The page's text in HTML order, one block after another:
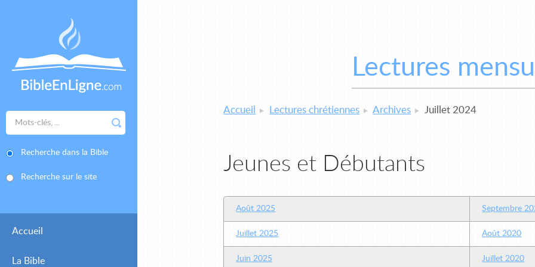
Recherche dans la Bible
Recherche sur le site
Accueil
La Bible
Lectures
Accueil Lectures chrétiennes Archives Juillet 2024
Jeunes et Débutants
Août 2025 Septembre
Juillet 2025 Août 2020
Juin 2025 Juillet 2020